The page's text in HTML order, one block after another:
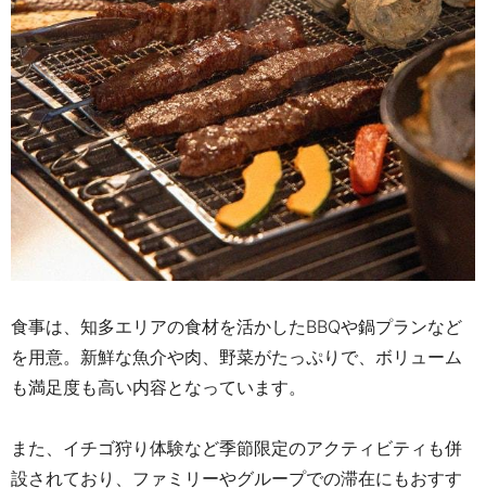
食事は、知多エリアの食材を活かしたBBQや鍋プランなど
を用意。新鮮な魚介や肉、野菜がたっぷりで、ボリューム
も満足度も高い内容となっています。
また、イチゴ狩り体験など季節限定のアクティビティも併
設されており、ファミリーやグループでの滞在にもおすす